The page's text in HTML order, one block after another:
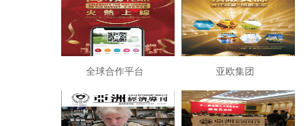
全球合作平台 亚欧集团